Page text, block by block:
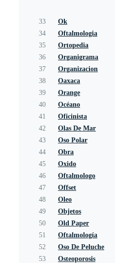
33
Ok
34
Oftalmologia
35
Ortopedia
36
Organigrama
37
Organizacion
38
Oaxaca
39
Orange
40
Océano
41
Oficinista
42
Olas De Mar
43
Oso Polar
44
Obra
45
Oxido
46
Oftalmologo
47
Offset
48
Oleo
49
Objetos
50
Old Paper
51
Oftalmología
52
Oso De Peluche
53
Osteoporosis